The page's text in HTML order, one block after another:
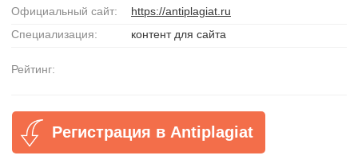
Официальный сайт:
https://antiplagiat.ru
Специализация:
контент для сайта
Рейтинг:
Регистрация в Antiplagiat